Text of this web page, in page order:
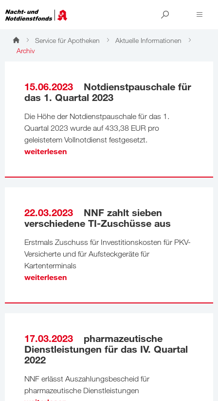
Service für Apotheken
Aktuelle Informationen
Archiv
15.06.2023
Notdienstpauschale für
das 1. Quartal 2023
Die Höhe der Notdienstpauschale für das 1.
Quartal 2023 wurde auf 433,38 EUR pro
geleistetem Vollnotdienst festgesetzt.
weiterlesen
22.03.2023
NNF zahlt sieben
verschiedene TI-Zuschüsse aus
Erstmals Zuschuss für Investitionskosten für PKV-
Versicherte und für Aufsteckgeräte für
Kartenterminals
weiterlesen
17.03.2023
pharmazeutische
Dienstleistungen für das IV. Quartal
2022
NNF erlässt Auszahlungsbescheid für
pharmazeutische Dienstleistungen